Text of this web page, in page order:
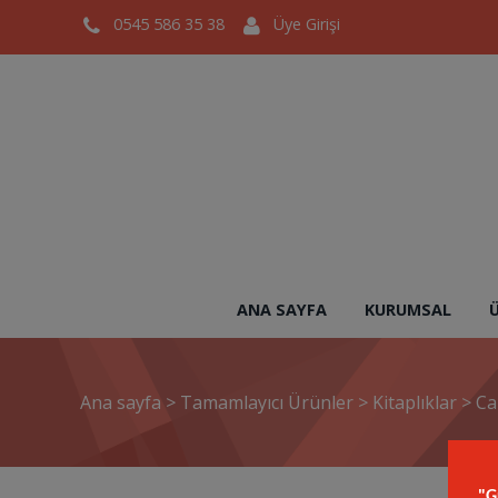
0545 586 35 38 Üye Girişi
ANA SAYFA KURUMSAL
Ana sayfa > Tamamlayıcı Ürünler > Kitaplıklar >